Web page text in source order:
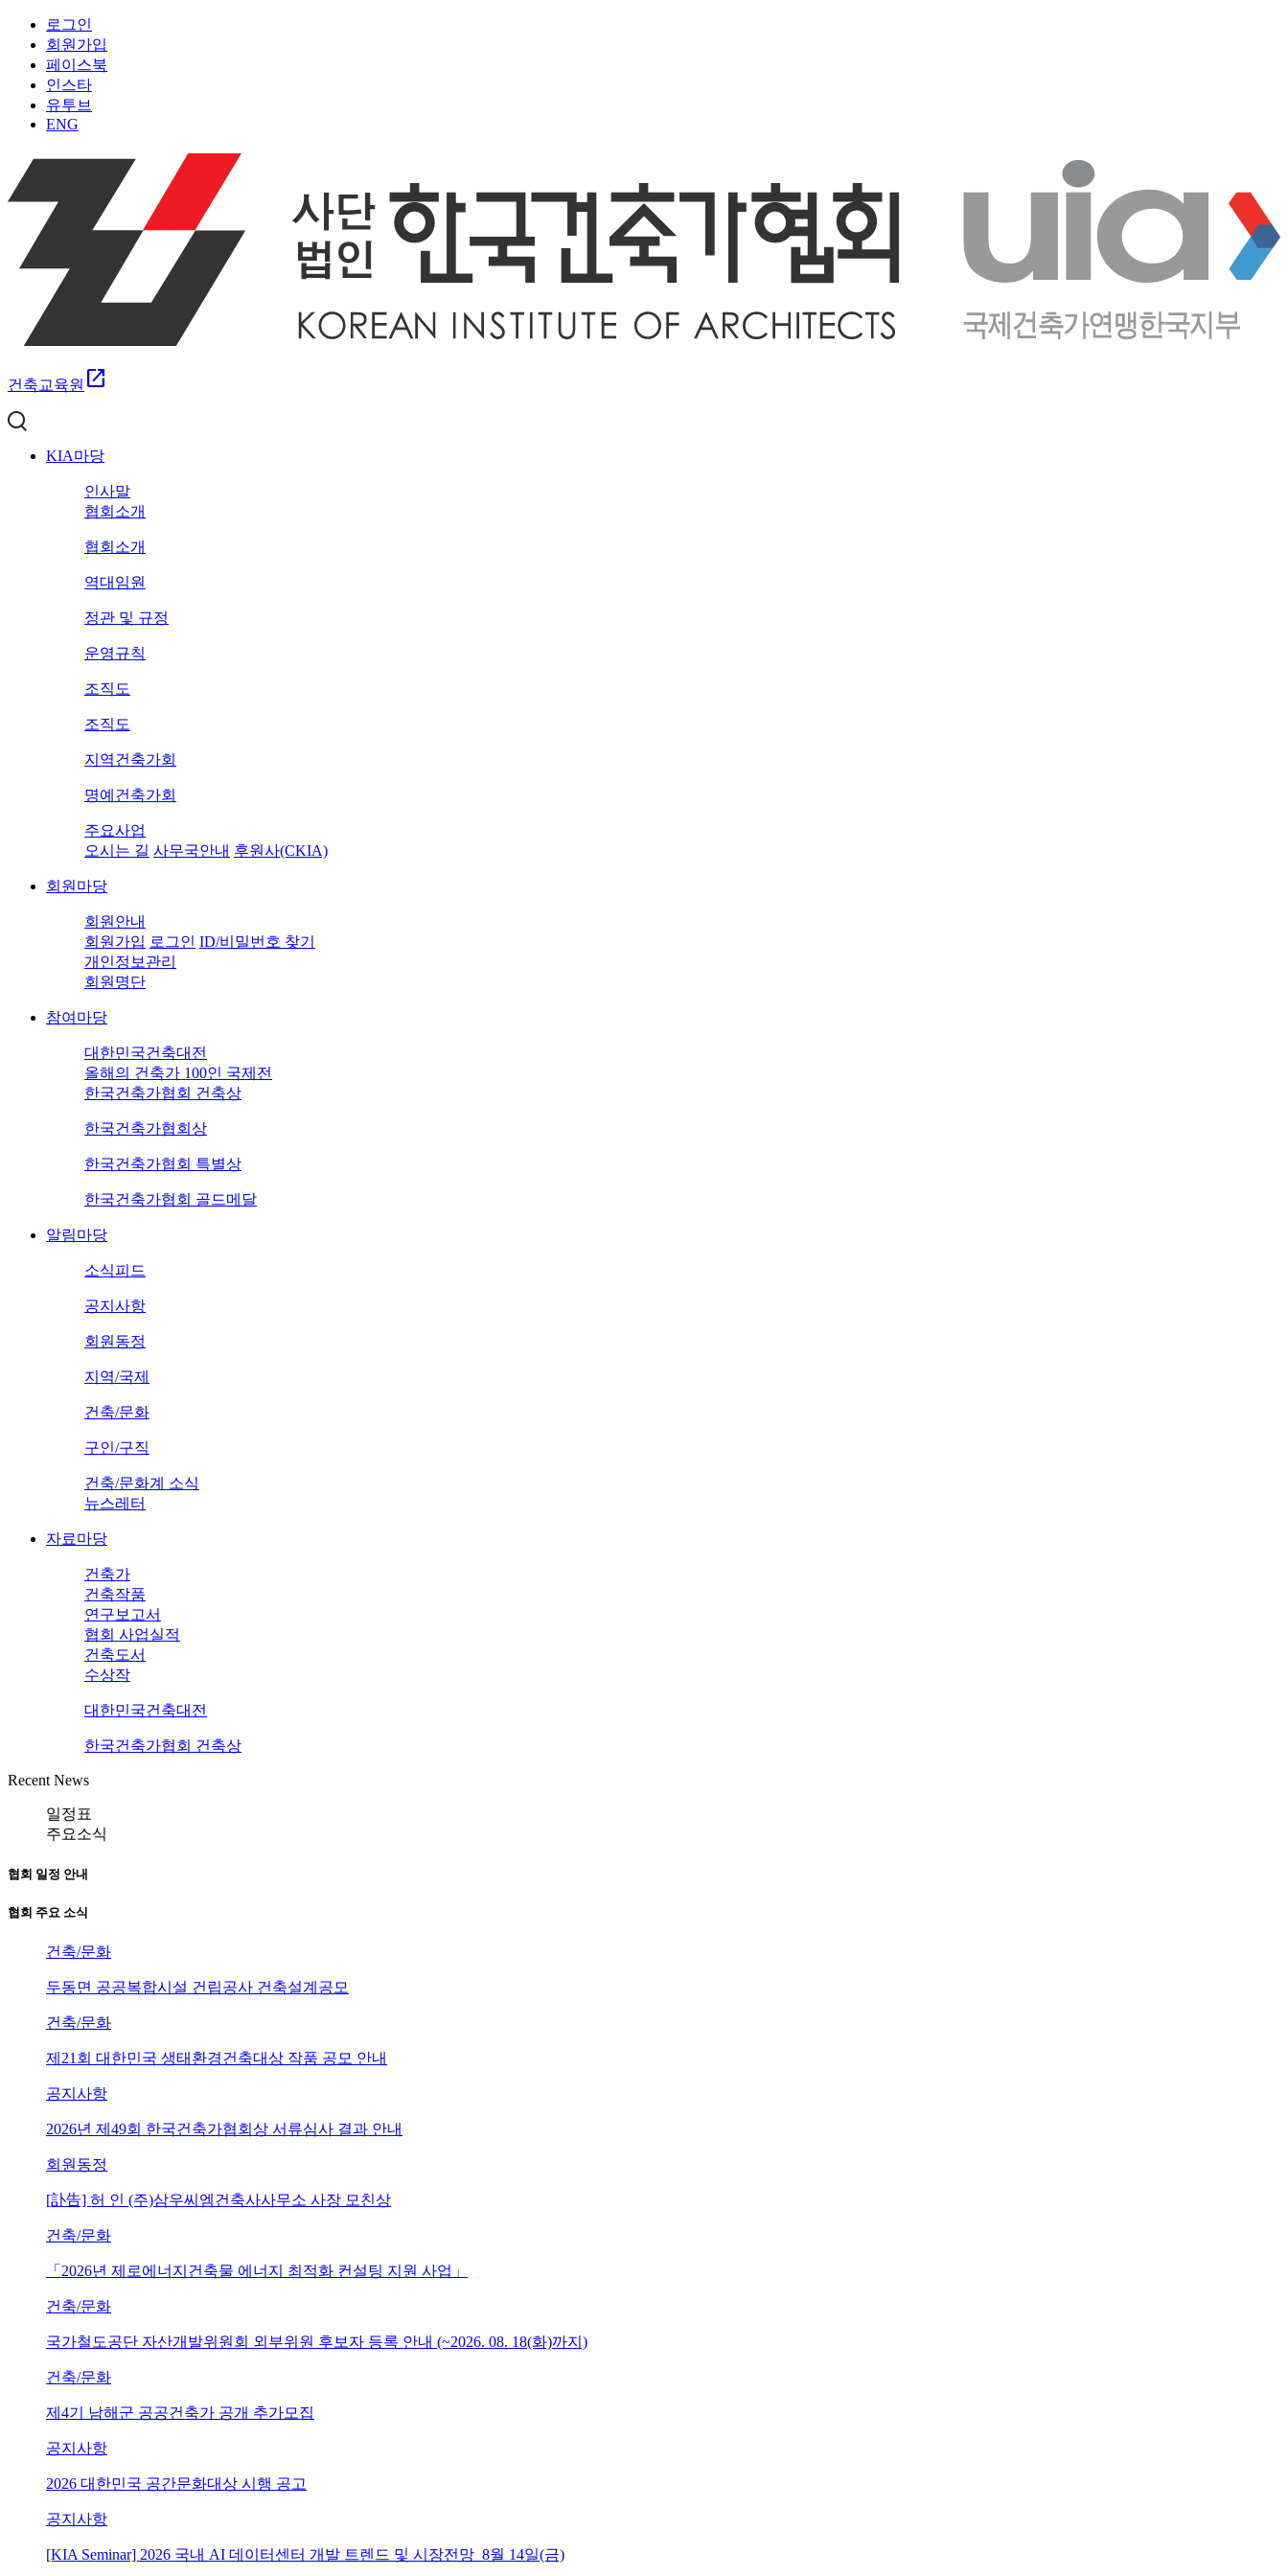
로그인
회원가입
페이스북
인스타
유투브
ENG
건축교육원 open_in_new
KIA마당
인사말
협회소개
협회소개
역대임원
정관 및 규정
운영규칙
조직도
조직도
지역건축가회
명예건축가회
주요사업
오시는 길 사무국안내 후원사(CKIA)
회원마당
회원안내
회원가입 로그인 ID/비밀번호 찾기
개인정보관리
회원명단
참여마당
대한민국건축대전
올해의 건축가 100인 국제전
한국건축가협회 건축상
한국건축가협회상
한국건축가협회 특별상
한국건축가협회 골드메달
알림마당
소식피드
공지사항
회원동정
지역/국제
건축/문화
구인/구직
건축/문화계 소식
뉴스레터
자료마당
건축가
건축작품
연구보고서
협회 사업실적
건축도서
수상작
대한민국건축대전
한국건축가협회 건축상
Recent News
일정표
주요소식
협회 일정 안내
협회 주요 소식
건축/문화
두동면 공공복합시설 건립공사 건축설계공모
건축/문화
제21회 대한민국 생태환경건축대상 작품 공모 안내
공지사항
2026년 제49회 한국건축가협회상 서류심사 결과 안내
회원동정
[訃告] 허 인 (주)삼우씨엠건축사사무소 사장 모친상
건축/문화
「2026년 제로에너지건축물 에너지 최적화 컨설팅 지원 사업」
건축/문화
국가철도공단 자산개발위원회 외부위원 후보자 등록 안내 (~2026. 08. 18(화)까지)
건축/문화
제4기 남해군 공공건축가 공개 추가모집
공지사항
2026 대한민국 공간문화대상 시행 공고
공지사항
[KIA Seminar] 2026 국내 AI 데이터센터 개발 트렌드 및 시장전망_8월 14일(금)